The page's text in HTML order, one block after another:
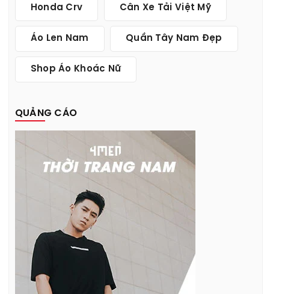
Honda Crv Cân Xe Tải Việt Mỹ
Áo Len Nam Quần Tây Nam Đẹp
Shop Áo Khoác Nữ
QUẢNG CÁO